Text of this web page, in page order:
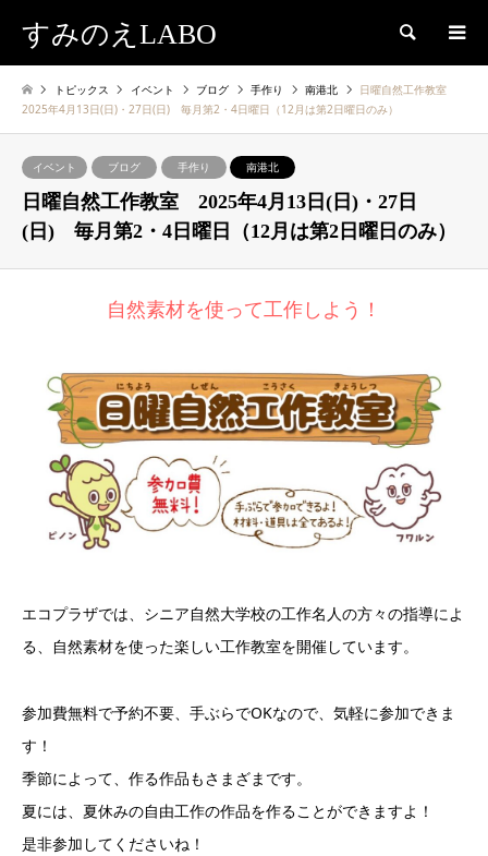
すみのえLABO 検索
トピックス イベント ブログ 手作り 南港北
日曜自然工作教室
2025年4月13日(日)・27日(日) 毎月第2・4日曜日（12月は第2日曜日のみ）
イベント ブログ 手作り 南港北
日曜自然工作教室 2025年4月13日(日)・27日
(日) 毎月第2・4日曜日（12月は第2日曜日のみ）
自然素材を使って工作しよう！
エコプラザでは、シニア自然大学校の工作名人の方々の指導によ
る、自然素材を使った楽しい工作教室を開催しています。
参加費無料で予約不要、手ぶらでOKなので、気軽に参加できま
す！
季節によって、作る作品もさまざまです。
夏には、夏休みの自由工作の作品を作ることができますよ！
是非参加してくださいね！